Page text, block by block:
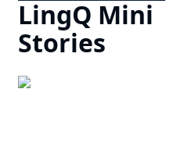
LingQ Mini
Stories